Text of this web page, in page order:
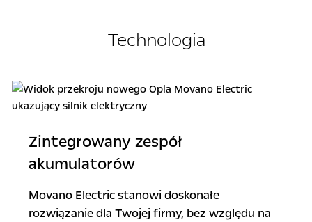
Technologia
Zintegrowany zespół
akumulatorów
Movano Electric stanowi doskonałe
rozwiązanie dla Twojej firmy, bez względu na